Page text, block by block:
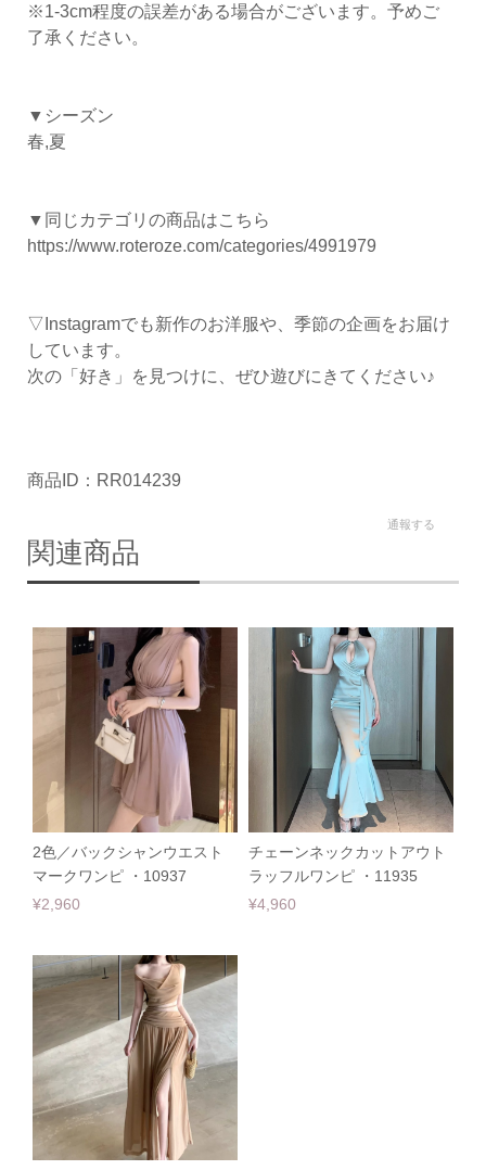
※1-3cm程度の誤差がある場合がございます。予めご
了承ください。
▼シーズン
春,夏
▼同じカテゴリの商品はこちら
https://www.roteroze.com/categories/4991979
▽Instagramでも新作のお洋服や、季節の企画をお届け
しています。
次の「好き」を見つけに、ぜひ遊びにきてください♪
商品ID：RR014239
通報する
関連商品
2色／バックシャンウエスト
マークワンピ ・10937
¥2,960
チェーンネックカットアウト
ラッフルワンピ ・11935
¥4,960